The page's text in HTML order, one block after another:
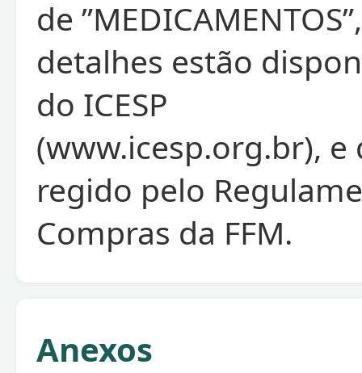
de
detalhes estão
do ICESP
(www.icesp.org.br), e
regido pelo
Compras da FFM.
Anexos